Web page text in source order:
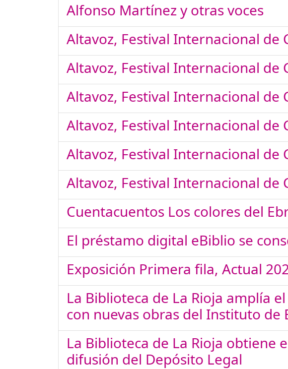
Alfonso Martínez y otras voces
Altavoz, Festival Internacional de
Altavoz, Festival Internacional de
Altavoz, Festival Internacional de
Altavoz, Festival Internacional de
Altavoz, Festival Internacional de
Altavoz, Festival Internacional de
Cuentacuentos Los colores del
El préstamo digital eBiblio se
Exposición Primera fila, Actual
La Biblioteca de La Rioja amplía
con nuevas obras del Instituto de
La Biblioteca de La Rioja obtiene
difusión del Depósito Legal